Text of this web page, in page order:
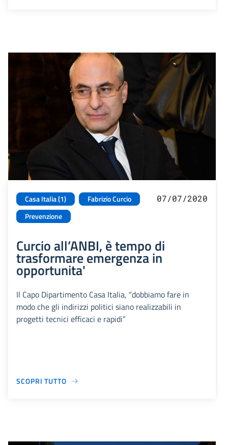
Casa Italia (1)
Fabrizio Curcio
Prevenzione
07/07/2020
Curcio all’ANBI, è tempo di
trasformare emergenza in
opportunita'
Il Capo Dipartimento Casa Italia, “dobbiamo fare in
modo che gli indirizzi politici siano realizzabili in
progetti tecnici efficaci e rapidi”
SCOPRI TUTTO